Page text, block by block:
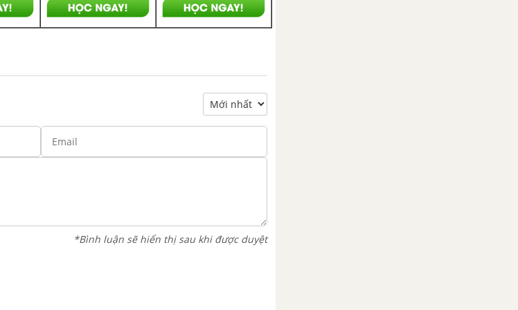
*Bình luận sẽ hiển thị sau khi được duyệt